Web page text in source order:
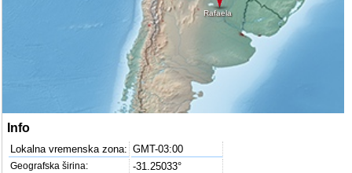
Rafaela
Info
Lokalna vremenska zona: GMT-03:00
Geografska širina: -31.25033°